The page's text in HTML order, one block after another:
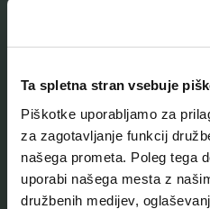
Ta spletna stran vsebuje
Piškotke uporabljamo za
za zagotavljanje funkcij
našega prometa. Poleg tega
uporabi našega mesta z
družbenih medijev,
O muzeju
Naše zbirke
Aktualno
Kontakt